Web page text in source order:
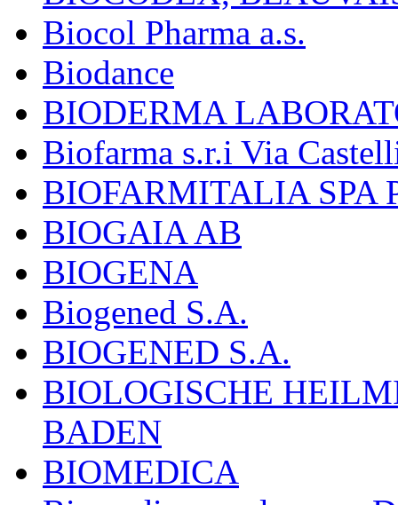
Biocol Pharma a.s.
Biodance
BIODERMA
Biofarma s.r.i Via
BIOFARMITALIA SPA
BIOGAIA AB
BIOGENA
Biogened S.A.
BIOGENED S.A.
BIOLOGISCHE
BADEN
BIOMEDICA